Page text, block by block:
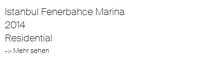
Istanbul Fenerbahce Marina
2014
Residential
-> Mehr sehen